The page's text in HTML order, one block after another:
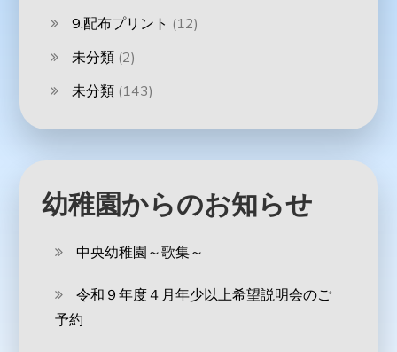
9.配布プリント (12)
未分類 (2)
未分類 (143)
幼稚園からのお知らせ
中央幼稚園～歌集～
令和９年度４月年少以上希望説明会のご
予約